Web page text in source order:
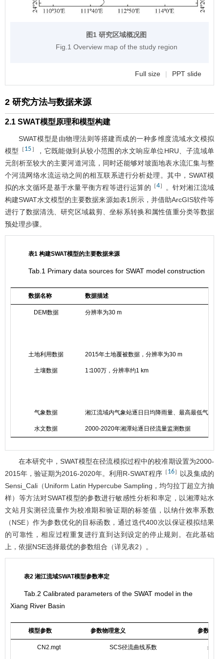
图1 研究区域概况图
Fig.1 Overview map of the study region
Full size | PPT slide
2 研究方法与数据来源
2.1 SWAT模型原理和模型构建
SWAT模型是由物理法则等搭建而成的一种多维度流域水文模拟
模型
［15］
，它既能做到从较小范围的水文响应单位HRU、子流域单
元剖析至较大的主要河道河流，同时还能够对坡面地表水流汇集与整
个河流网络水流运动之间的相互联系进行分析处理。其中，SWAT模
拟的水文循环是基于水量平衡方程等进行运算的 ［4］
。针对湘江流域
构建SWAT水文模型的主要数据来源如表1 所示，并借助ArcGIS软件等
进行了数据清洗、研究区域裁剪、坐标系转换和属性值重分类等数据
预处理步骤。
表1 构建SWAT模型的主要数据来源
Tab.1 Primary data sources for SWAT model construction
数据名称 数据描述
DEM数据 分辨率为30 m
土地利用数据 2015年土地覆被数据，分辨率为30 m
土壤数据 1∶100万，分辨率约1 km
气象数据 湘江流域内气象站逐日日均降雨量、最高最低气温
水文数据 2000-2020年湘潭站逐日径流量监测数据
在本研究中，SWAT模型在径流模拟过程中的校准期设置为2000-
2015年，验证期为2016-2020年。利用R-SWAT程序 ［16］
以及集成的
Sensi_Cali（Uniform Latin Hypercube Sampling，均匀拉丁超立方抽
样）等方法对SWAT模型的参数进行敏感性分析和率定，以湘潭站水
文站月实测径流量作为校准期和验证期的标签值，以纳什效率系数
（NSE）作为参数优化的目标函数，通过迭代400次以保证模拟结果
的可靠性，相应过程重复进行直到达到设定的停止规则。在此基础
上，依据NSE选择最优的参数组合（详见表2）。
表2 湘江流域SWAT模型参数率定
Tab.2 Calibrated parameters of the SWAT model in the
Xiang River Basin
模型参数 参数物理意义 参数校
CN2.mgt SCS径流曲线系数